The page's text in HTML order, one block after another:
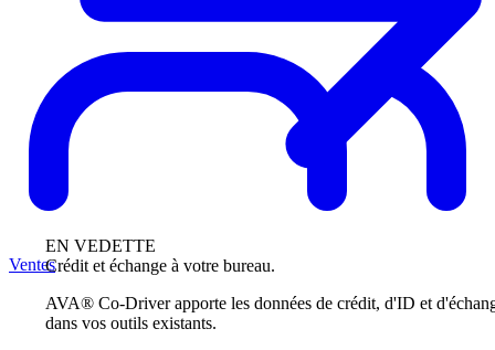
EN VEDETTE
Crédit et échange à votre bureau.
AVA® Co-Driver apporte les données de crédit, d'ID et
dans vos outils existants.
Ventes